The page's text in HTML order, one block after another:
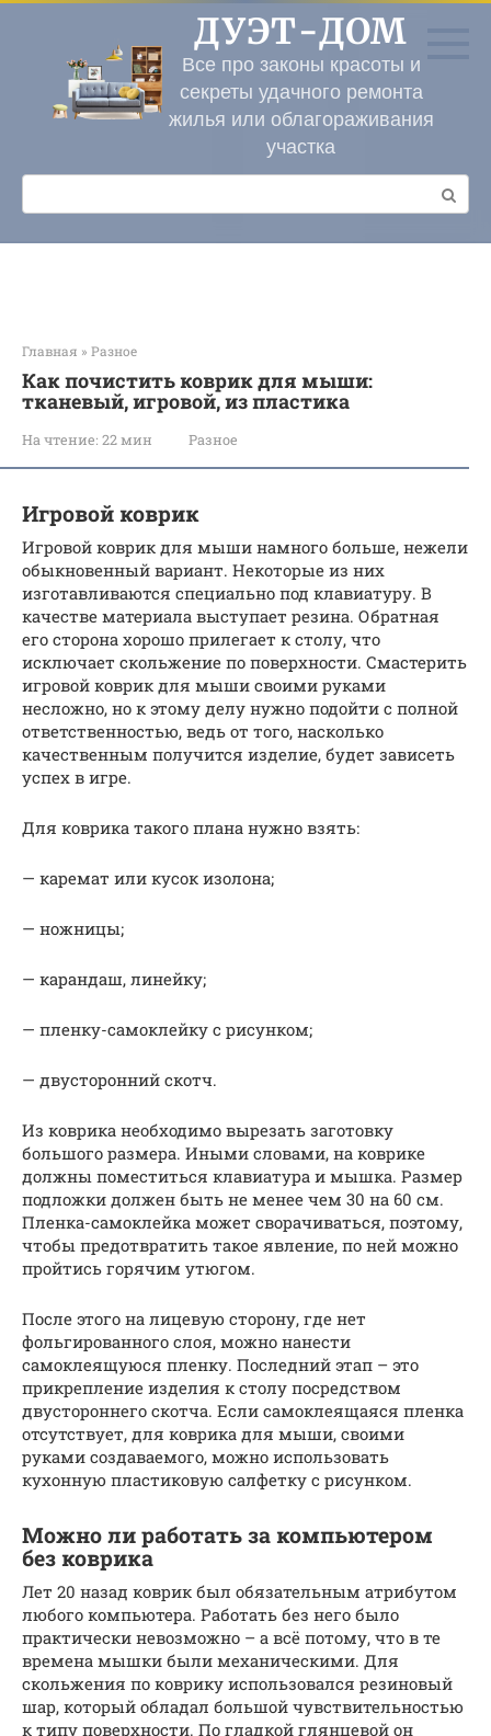
Перейти
контенту
ДУЭТ-ДОМ
Все про законы красоты и
секреты удачного ремонта
жилья или облагораживания
участка
Поиск:
Главная » Разное
Как почистить коврик для мыши:
тканевый, игровой, из пластика
На чтение: 22 мин Разное
Игровой коврик
Игровой коврик для мыши намного больше, нежели
обыкновенный вариант. Некоторые из них
изготавливаются специально под клавиатуру. В
качестве материала выступает резина. Обратная
его сторона хорошо прилегает к столу, что
исключает скольжение по поверхности. Смастерить
игровой коврик для мыши своими руками
несложно, но к этому делу нужно подойти с полной
ответственностью, ведь от того, насколько
качественным получится изделие, будет зависеть
успех в игре.
Для коврика такого плана нужно взять:
— каремат или кусок изолона;
— ножницы;
— карандаш, линейку;
— пленку-самоклейку с рисунком;
— двусторонний скотч.
Из коврика необходимо вырезать заготовку
большого размера. Иными словами, на коврике
должны поместиться клавиатура и мышка. Размер
подложки должен быть не менее чем 30 на 60 см.
Пленка-самоклейка может сворачиваться, поэтому,
чтобы предотвратить такое явление, по ней можно
пройтись горячим утюгом.
После этого на лицевую сторону, где нет
фольгированного слоя, можно нанести
самоклеящуюся пленку. Последний этап – это
прикрепление изделия к столу посредством
двустороннего скотча. Если самоклеящаяся пленка
отсутствует, для коврика для мыши, своими
руками создаваемого, можно использовать
кухонную пластиковую салфетку с рисунком.
Можно ли работать за компьютером
без коврика
Лет 20 назад коврик был обязательным атрибутом
любого компьютера. Работать без него было
практически невозможно – а всё потому, что в те
времена мышки были механическими. Для
скольжения по коврику использовался резиновый
шар, который обладал большой чувствительностью
к типу поверхности. По гладкой глянцевой он